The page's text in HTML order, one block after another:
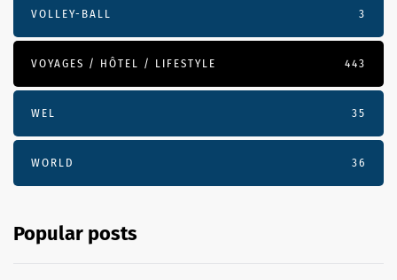
VOLLEY-BALL 3
VOYAGES / HÔTEL / LIFESTYLE 443
WEL 35
WORLD 36
Popular posts